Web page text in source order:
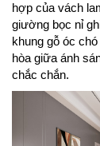
hợp của vách
giường bọc nỉ
khung gỗ óc
hòa giữa ánh
chắc chắn.